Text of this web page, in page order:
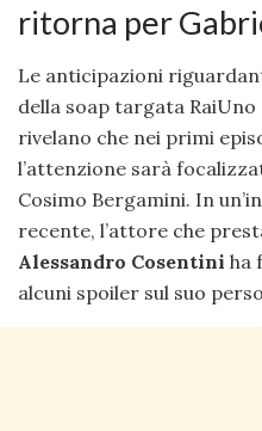
ritorna per
Le anticipazioni
della soap targata RaiUno
rivelano che nei primi
l’attenzione sarà
Cosimo Bergamini. In
recente, l’attore che
Alessandro Cosentini ha
alcuni spoiler sul suo